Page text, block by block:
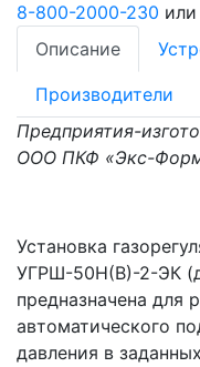
8-800-2000-230 или
Описание
Производители
Предприятия-
ООО ПКФ «Экс-
Установка
УГРШ-50Н(В)-2-ЭК
предназначена для
автоматического
давления в